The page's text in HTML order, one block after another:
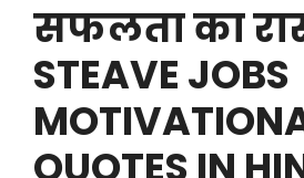
सफलता का
STEAVE JOBS